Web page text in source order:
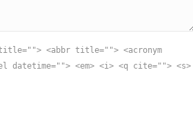
<abbr title=""> <acronym
datetime=""> <em> <i> <q cite=""> <s>